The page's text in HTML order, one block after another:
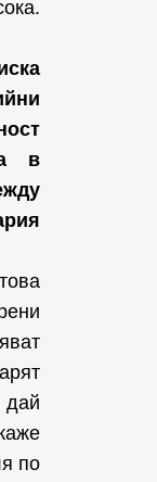
в
дай
по